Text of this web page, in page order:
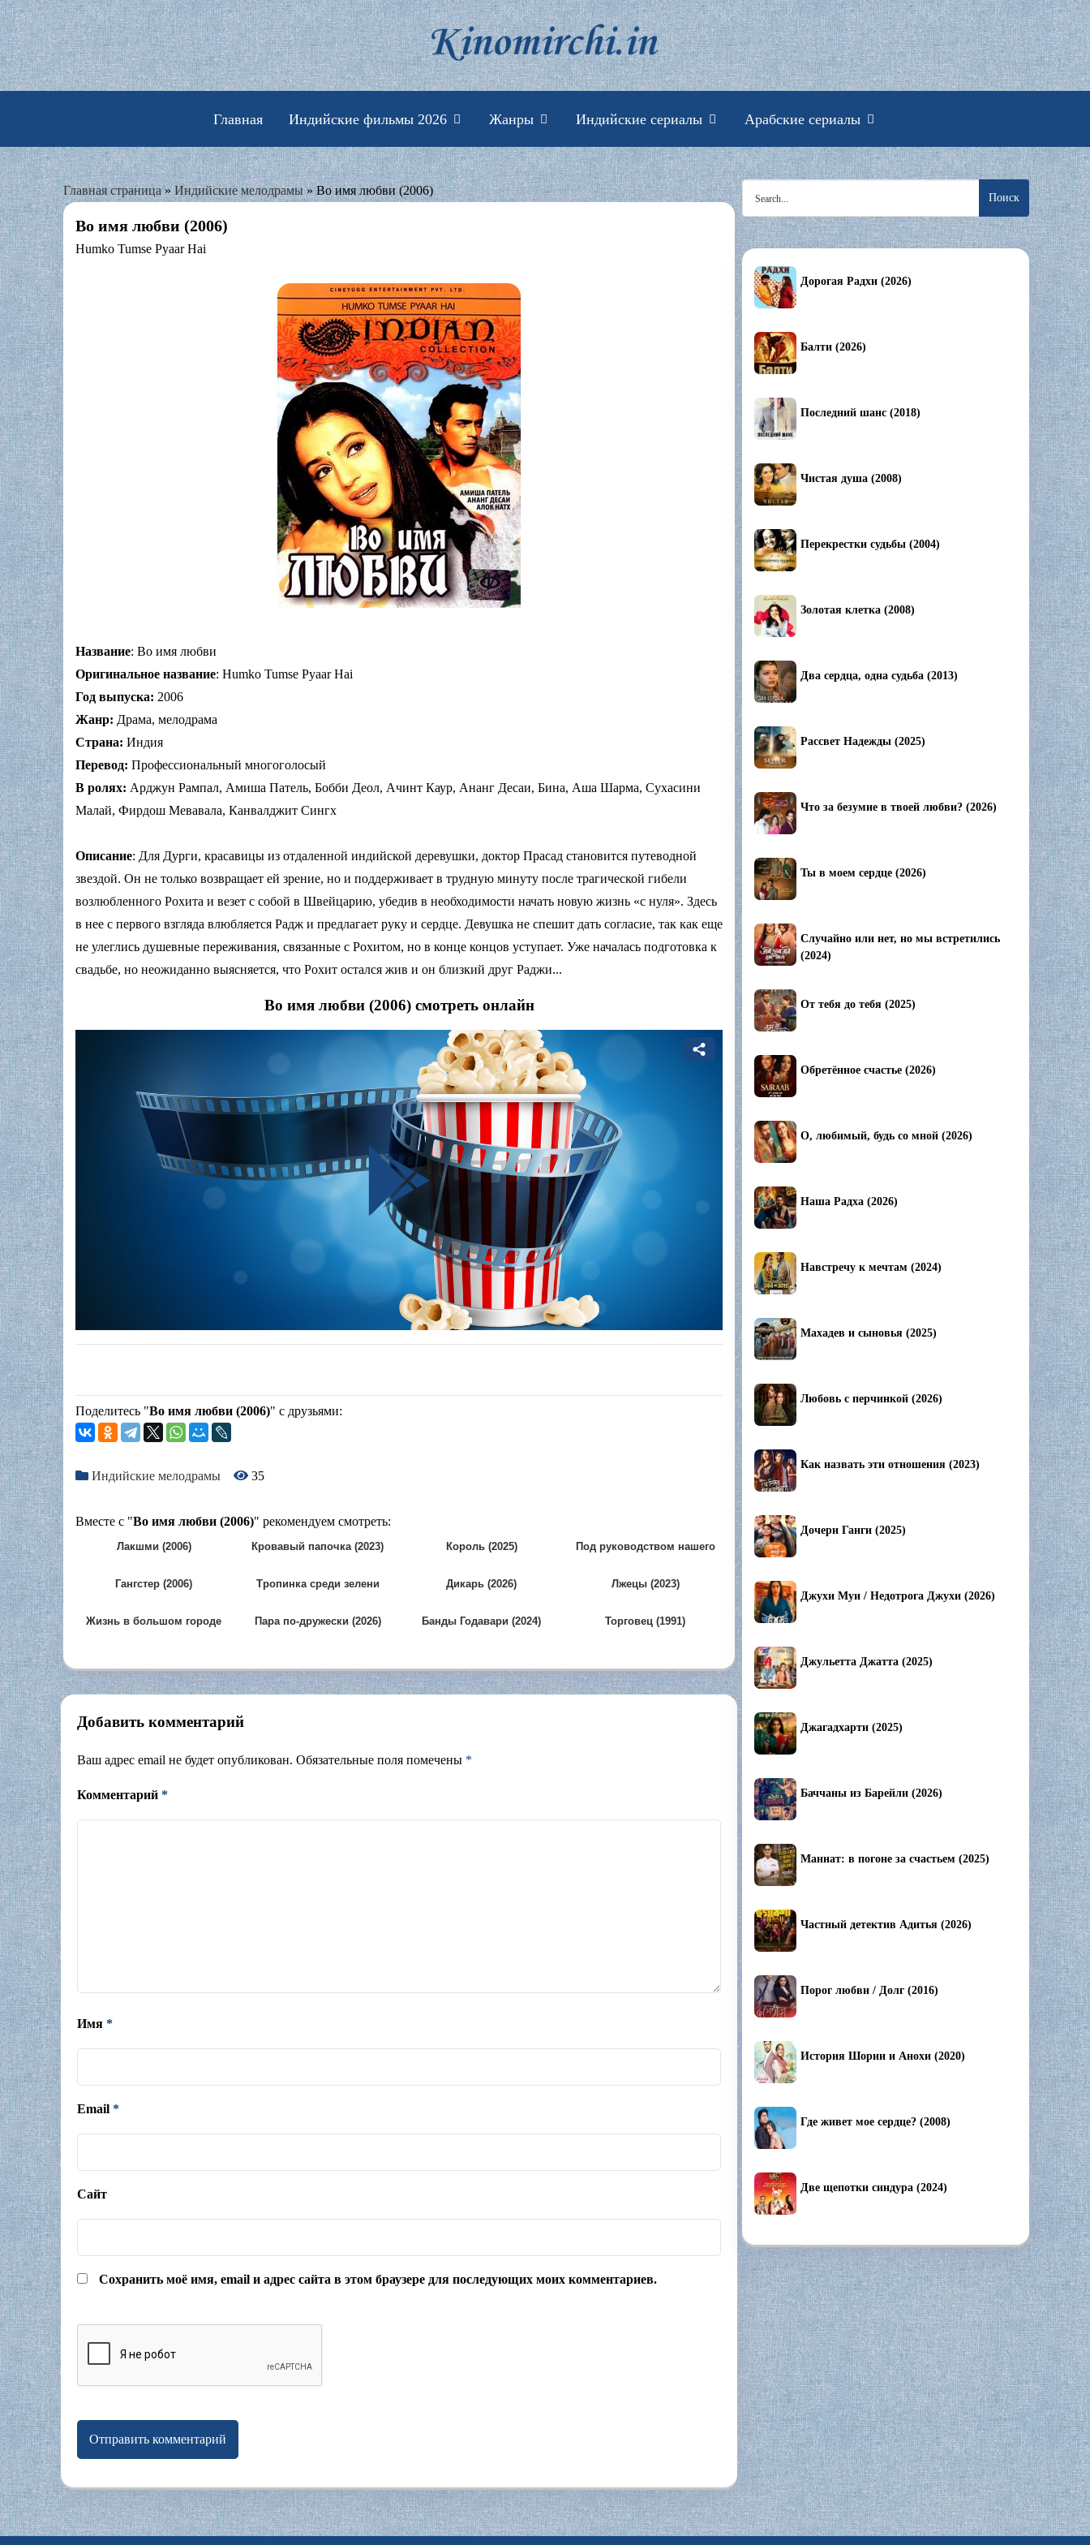
Skip
to
content
Индийские фильмы смотреть онлайн
Главная Индийские фильмы 2026 Жанры Индийские сериалы Арабские сериалы
Главная страница»Индийские мелодрамы»Во имя любви (2006)
Во имя любви (2006)
Humko Tumse Pyaar Hai
Название: Во имя любви
Оригинальное название: Humko Tumse Pyaar Hai
Год выпуска: 2006
Жанр: Драма, мелодрама
Страна: Индия
Перевод: Профессиональный многоголосый
В ролях: Арджун Рампал, Амиша Патель, Бобби Деол, Ачинт Каур, Ананг Десаи, Бина, Аша Шарма, Сухасини
Малай, Фирдош Мевавала, Канвалджит Сингх
Описание: Для Дурги, красавицы из отдаленной индийской деревушки, доктор Прасад становится путеводной
звездой. Он не только возвращает ей зрение, но и поддерживает в трудную минуту после трагической гибели
возлюбленного Рохита и везет с собой в Швейцарию, убедив в необходимости начать новую жизнь «с нуля». Здесь
в нее с первого взгляда влюбляется Радж и предлагает руку и сердце. Девушка не спешит дать согласие, так как еще
не улеглись душевные переживания, связанные с Рохитом, но в конце концов уступает. Уже началась подготовка к
свадьбе, но неожиданно выясняется, что Рохит остался жив и он близкий друг Раджи...
Во имя любви (2006) смотреть онлайн
Поделитесь "Во имя любви (2006)" с друзьями:
Индийские мелодрамы 35
Вместе с "Во имя любви (2006)" рекомендуем смотреть:
Лакшми (2006) Кровавый папочка (2023) Король (2025)
Под руководством нашего
Гангстер (2006)
Тропинка среди зелени
Дикарь (2026) Лжецы (2023)
Жизнь в большом городе
Пара по-дружески (2026) Банды Годавари (2024) Торговец (1991)
Добавить комментарий
Ваш адрес email не будет опубликован. Обязательные поля помечены *
Комментарий *
Имя *
Email *
Сайт
Сохранить моё имя, email и адрес сайта в этом браузере для последующих моих комментариев.
Search
for:
Дорогая Радхи (2026)
Балти (2026)
Последний шанс (2018)
Чистая душа (2008)
Перекрестки судьбы (2004)
Золотая клетка (2008)
Два сердца, одна судьба (2013)
Рассвет Надежды (2025)
Что за безумие в твоей любви? (2026)
Ты в моем сердце (2026)
Случайно или нет, но мы встретились
(2024)
От тебя до тебя (2025)
Обретённое счастье (2026)
О, любимый, будь со мной (2026)
Наша Радха (2026)
Навстречу к мечтам (2024)
Махадев и сыновья (2025)
Любовь с перчинкой (2026)
Как назвать эти отношения (2023)
Дочери Ганги (2025)
Джухи Муи / Недотрога Джухи (2026)
Джульетта Джатта (2025)
Джагадхарти (2025)
Баччаны из Барейли (2026)
Маннат: в погоне за счастьем (2025)
Частный детектив Адитья (2026)
Порог любви / Долг (2016)
История Шории и Анохи (2020)
Где живет мое сердце? (2008)
Две щепотки синдура (2024)